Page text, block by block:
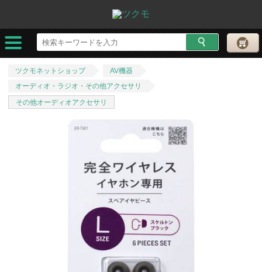
ツクモネットショップ
AV機器
オーディオ・ラジオ・その他アクセサリ
その他オーディオアクセサリ